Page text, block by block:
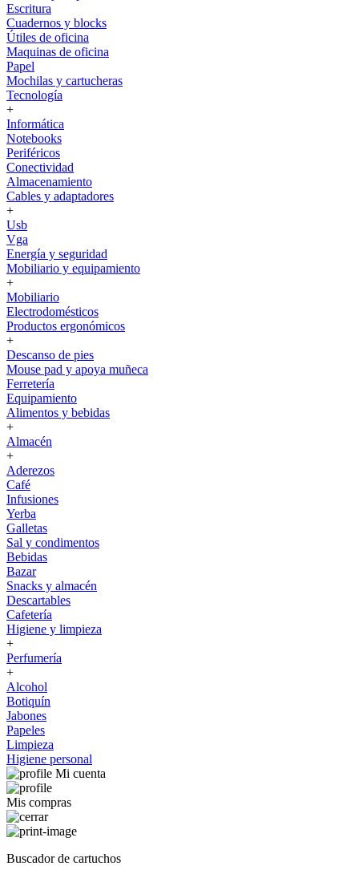
Escritura
Cuadernos y blocks
Útiles de oficina
Maquinas de oficina
Papel
Mochilas y cartucheras
Tecnología
+
Informática
Notebooks
Periféricos
Conectividad
Almacenamiento
Cables y adaptadores
+
Usb
Vga
Energía y seguridad
Mobiliario y equipamiento
+
Mobiliario
Electrodomésticos
Productos ergonómicos
+
Descanso de pies
Mouse pad y apoya muñeca
Ferretería
Equipamiento
Alimentos y bebidas
+
Almacén
+
Aderezos
Café
Infusiones
Yerba
Galletas
Sal y condimentos
Bebidas
Bazar
Snacks y almacén
Descartables
Cafetería
Higiene y limpieza
+
Perfumería
+
Alcohol
Botiquín
Jabones
Papeles
Limpieza
Higiene personal
Mi cuenta
Mis compras
Buscador de cartuchos